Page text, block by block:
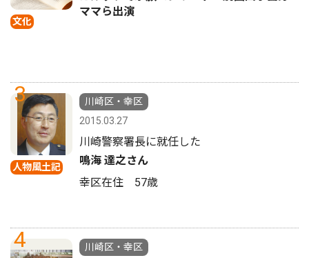
文化
ママら出演
3
人物風土記
川崎区・幸区
2015.03.27
川崎警察署長に就任した
鳴海 達之さん
幸区在住 57歳
4
川崎区・幸区